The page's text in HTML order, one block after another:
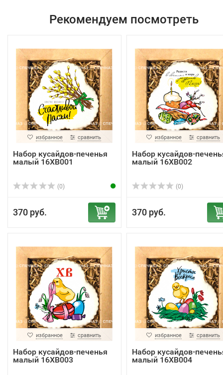
Рекомендуем посмотреть
избранное сравнить
Набор кусайдов-печенья
малый 16ХВ001
(0)
370 руб.
избранное сравнить
Набор кусайдов-
малый 16ХВ002
(0)
370 руб.
избранное сравнить
Набор кусайдов-печенья
малый 16ХВ003
избранное сравнить
Набор кусайдов-
малый 16ХВ004